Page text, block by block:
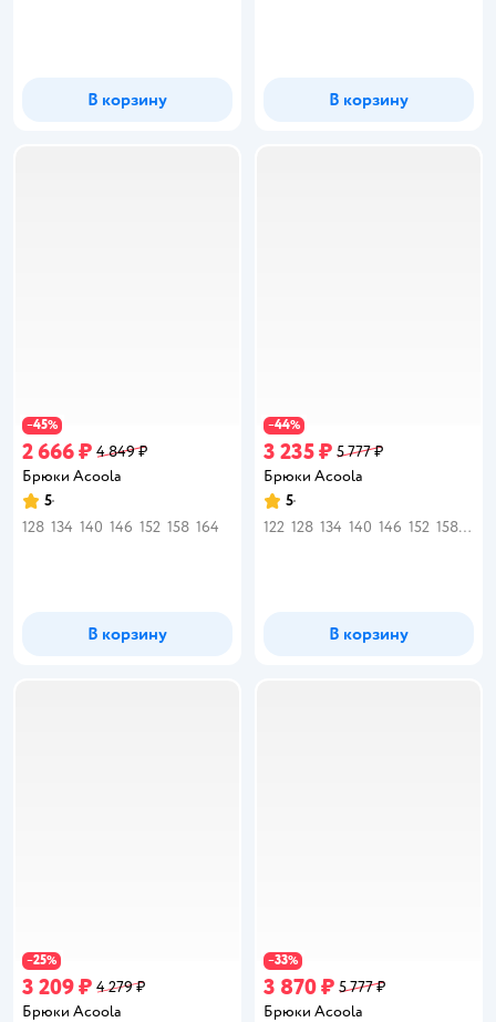
В корзину В корзину
−45%
2 666 ₽ 4 849 ₽
Брюки Acoola
Рейтинг:
5
128 134 140 146 152 158 164
В корзину
−44%
3 235 ₽ 5 777 ₽
Брюки Acoola
Рейтинг:
5
122 128 134 140 146 152 158 164
В корзину
−25%
3 209 ₽ 4 279 ₽
Брюки Acoola
−33%
3 870 ₽ 5 777 ₽
Брюки Acoola